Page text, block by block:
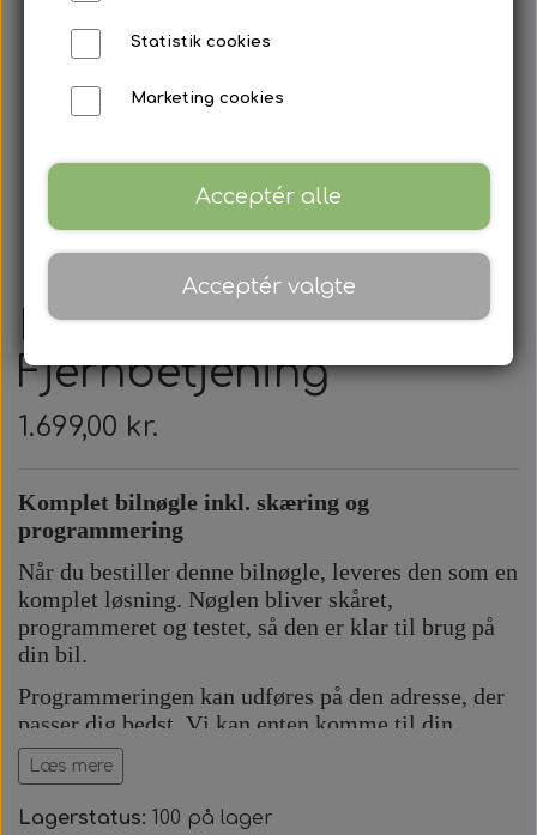
Hyundai -
Fjernbetjening
1.699,00 kr.
Komplet bilnøgle inkl. skæring og
programmering
Når du bestiller denne bilnøgle, leveres den som en
komplet løsning. Nøglen bliver skåret,
programmeret og testet, så den er klar til brug på
din bil.
Programmeringen kan udføres på den adresse, der
passer dig bedst. Vi kan enten komme til din
adresse eller udføre arbejdet på vores adresse efter
aftale.
Prisen inkluderer:
Læs mere
Lagerstatus: 100 på lager
Statistik cookies
Marketing cookies
Acceptér alle
Acceptér valgte